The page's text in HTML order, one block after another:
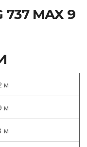
MAX 9
м
м
м